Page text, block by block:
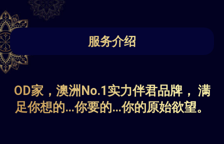
服务介绍
OD家，澳洲No.1实力伴君品牌， 满
足你想的…你要的…你的原始欲望。